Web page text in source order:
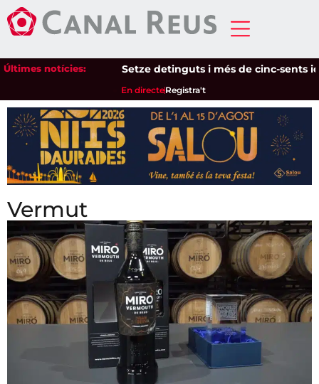
Últimes notícies: Setze detinguts i més de cinc-sents
En directeRegistra't
Vermut